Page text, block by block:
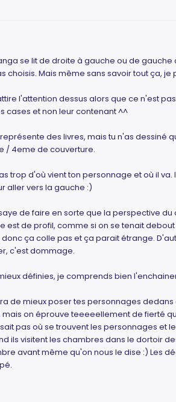
se lit de droite à gauche ou de
Mais même sans savoir tout ça,
l'attention dessus alors que ce n'est
cases et non leur contenant ^^
des livres, mais tu n'as dessiné
/ 4eme de couverture.
trop d'où vient ton personnage et où il
aller vers la gauche :)
de faire en sorte que la perspective
de profil, comme si on se tenait
ça colle pas et ça parait étrange.
c'est dommage.
définies, je comprends bien
de mieux poser tes personnages
on éprouve teeeeellement de fierté
pas où se trouvent les personnages
ils visitent les chambres dans le dortoir
avant même qu'on nous le dise :) Les